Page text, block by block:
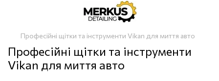
Професійні щітки та інструменти Vikan для миття авто
Професійні щітки та інструменти
Vikan для миття авто